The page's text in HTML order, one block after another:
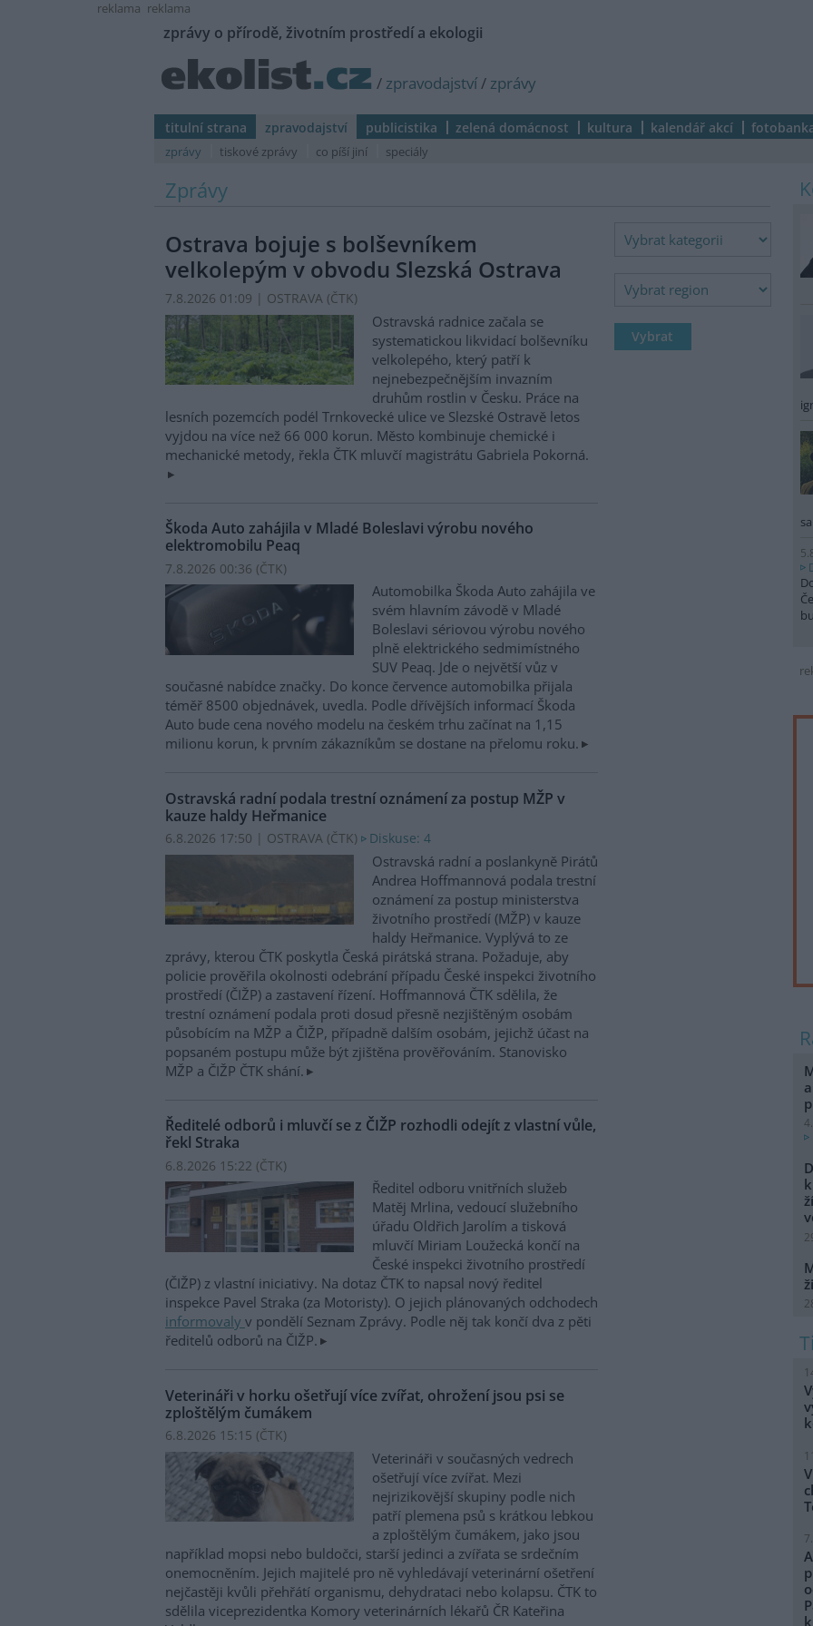
reklama reklama
zprávy o přírodě, životním prostředí a ekologii
/ zpravodajství/ zprávy
titulní strana zpravodajství publicistika zelená domácnost kultura kalendář akcí
zprávy tiskové zprávy co píší jiní speciály
Zprávy
Ostrava bojuje s bolševníkem
velkolepým v obvodu Slezská Ostrava
7.8.2026 01:09 | OSTRAVA (ČTK)
Ostravská radnice začala se
systematickou likvidací bolševníku
velkolepého, který patří k
nejnebezpečnějším invazním
druhům rostlin v Česku. Práce na
lesních pozemcích podél Trnkovecké ulice ve Slezské Ostravě letos
vyjdou na více než 66 000 korun. Město kombinuje chemické i
mechanické metody, řekla ČTK mluvčí magistrátu Gabriela Pokorná.
Škoda Auto zahájila v Mladé Boleslavi výrobu nového
elektromobilu Peaq
7.8.2026 00:36 (ČTK)
Automobilka Škoda Auto zahájila ve
svém hlavním závodě v Mladé
Boleslavi sériovou výrobu nového
plně elektrického sedmimístného
SUV Peaq. Jde o největší vůz v
současné nabídce značky. Do konce července automobilka přijala
téměř 8500 objednávek, uvedla. Podle dřívějších informací Škoda
Auto bude cena nového modelu na českém trhu začínat na 1,15
milionu korun, k prvním zákazníkům se dostane na přelomu roku.
Ostravská radní podala trestní oznámení za postup MŽP v
kauze haldy Heřmanice
6.8.2026 17:50 | OSTRAVA (ČTK) Diskuse: 4
Ostravská radní a poslankyně Pirátů
Andrea Hoffmannová podala trestní
oznámení za postup ministerstva
životního prostředí (MŽP) v kauze
haldy Heřmanice. Vyplývá to ze
zprávy, kterou ČTK poskytla Česká pirátská strana. Požaduje, aby
policie prověřila okolnosti odebrání případu České inspekci životního
prostředí (ČIŽP) a zastavení řízení. Hoffmannová ČTK sdělila, že
trestní oznámení podala proti dosud přesně nezjištěným osobám
působícím na MŽP a ČIŽP, případně dalším osobám, jejichž účast na
popsaném postupu může být zjištěna prověřováním. Stanovisko
MŽP a ČIŽP ČTK shání.
Ředitelé odborů i mluvčí se z ČIŽP rozhodli odejít z vlastní vůle,
řekl Straka
6.8.2026 15:22 (ČTK)
Ředitel odboru vnitřních služeb
Matěj Mrlina, vedoucí služebního
úřadu Oldřich Jarolím a tisková
mluvčí Miriam Loužecká končí na
České inspekci životního prostředí
(ČIŽP) z vlastní iniciativy. Na dotaz ČTK to napsal nový ředitel
inspekce Pavel Straka (za Motoristy). O jejich plánovaných odchodech
informovaly v pondělí Seznam Zprávy. Podle něj tak končí dva z pěti
ředitelů odborů na ČIŽP.
Veterináři v horku ošetřují více zvířat, ohrožení jsou psi se
zploštělým čumákem
6.8.2026 15:15 (ČTK)
Veterináři v současných vedrech
ošetřují více zvířat. Mezi
nejrizikovější skupiny podle nich
patří plemena psů s krátkou lebkou
a zploštělým čumákem, jako jsou
například mopsi nebo buldočci, starší jedinci a zvířata se srdečním
onemocněním. Jejich majitelé pro ně vyhledávají veterinární ošetření
nejčastěji kvůli přehřátí organismu, dehydrataci nebo kolapsu. ČTK to
sdělila viceprezidentka Komory veterinárních lékařů ČR Kateřina